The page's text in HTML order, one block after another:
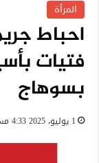
المرأة
فتيات
بسوهاج
1 يوليو، 2025 4:33 مساءً